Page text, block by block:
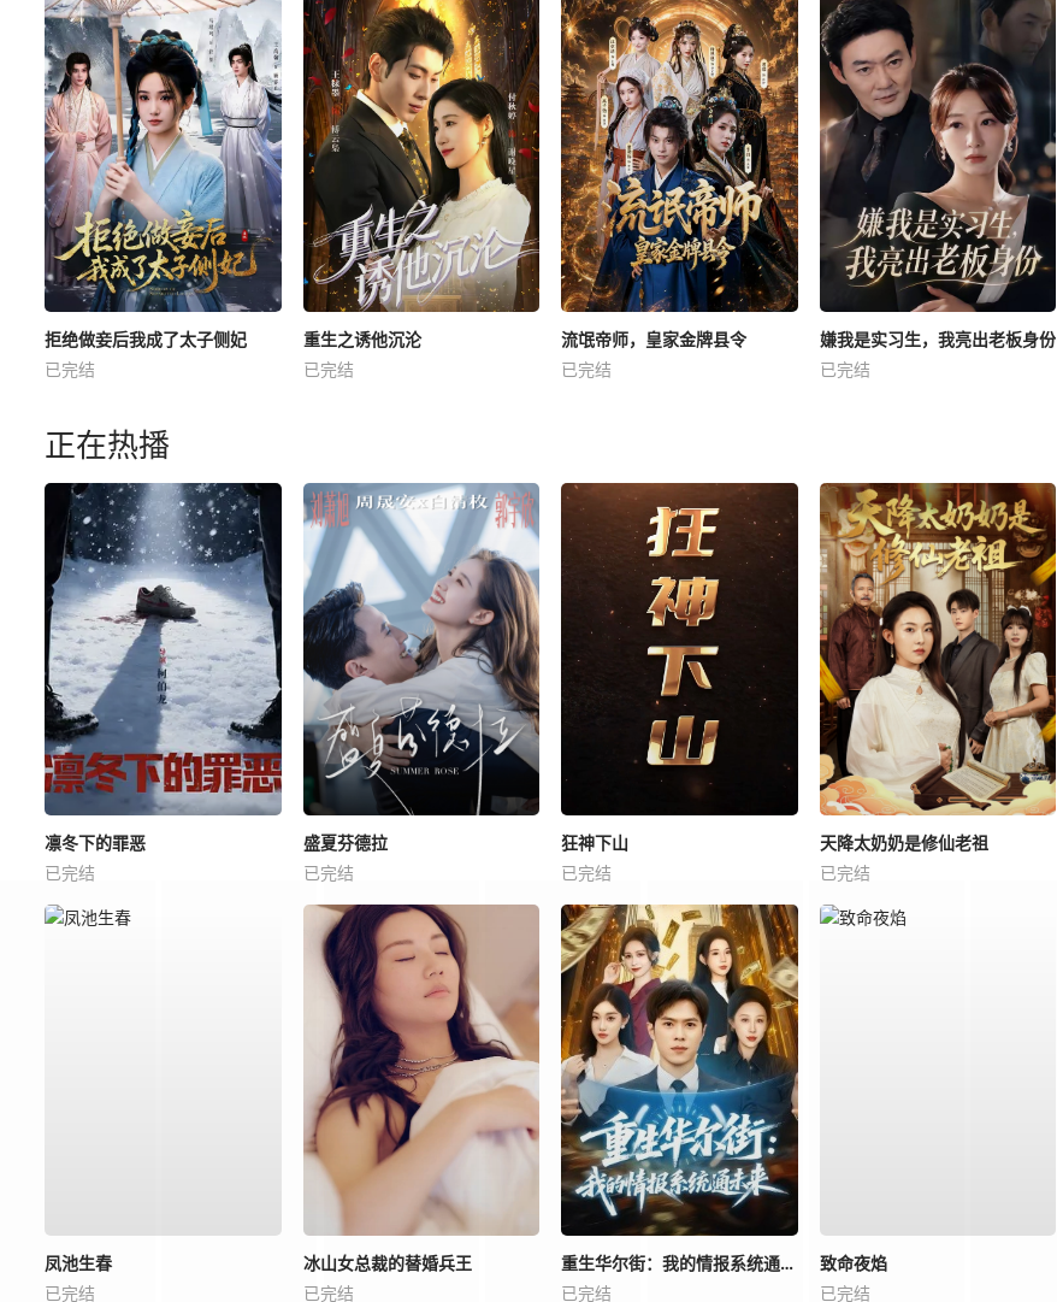
拒绝做妾后我成了太子侧妃
已完结
重生之诱他沉沦
已完结
流氓帝师，皇家金牌县令
已完结
嫌我是实习生，我亮出老板身份
已完结
正在热播
凛冬下的罪恶
已完结
盛夏芬德拉
已完结
狂神下山
已完结
天降太奶奶是修仙老祖
已完结
凤池生春
已完结
冰山女总裁的替婚兵王
已完结
重生华尔街：我的情报系统通未来
已完结
致命夜焰
已完结